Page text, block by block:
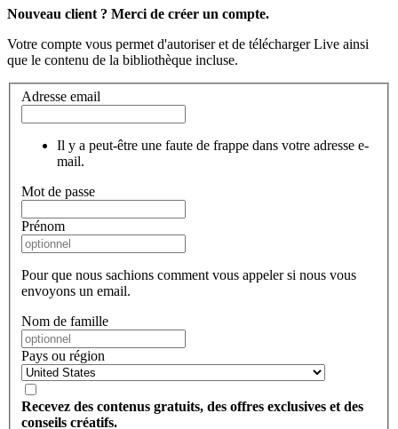
Nouveau client ? Merci de créer un compte.
Votre compte vous permet d'autoriser et de télécharger Live ainsi
que le contenu de la bibliothèque incluse.
Adresse email
Il y a peut-être une faute de frappe dans votre adresse e-
mail.
Mot de passe
Prénom
Pour que nous sachions comment vous appeler si nous vous
envoyons un email.
Nom de famille
Pays ou région
Recevez des contenus gratuits, des offres exclusives et des
conseils créatifs.